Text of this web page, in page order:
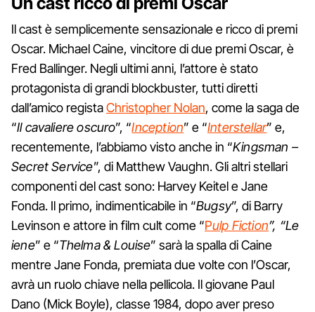
Il cast è semplicemente sensazionale e ricco di premi
Oscar. Michael Caine, vincitore di due premi Oscar, è
Fred Ballinger. Negli ultimi anni, l’attore è stato
protagonista di grandi blockbuster, tutti diretti
dall’amico registaChristopher Nolan, come la saga de
“Il cavaliere oscuro”, “Inception” e “Interstellar” e,
recentemente, l’abbiamo visto anche in “Kingsman –
Secret Service”, di Matthew Vaughn. Gli altri stellari
componenti del cast sono: Harvey Keitel e Jane
Fonda. Il primo, indimenticabile in “Bugsy”, di Barry
Levinson e attore in film cult come “Pulp Fiction”, “Le
iene” e “Thelma & Louise” sarà la spalla di Caine
mentre Jane Fonda, premiata due volte con l’Oscar,
avrà un ruolo chiave nella pellicola. Il giovane Paul
Dano (Mick Boyle), classe 1984, dopo aver preso